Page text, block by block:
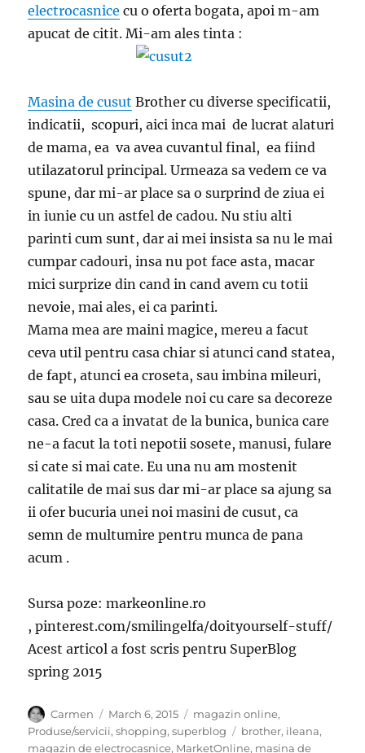
electrocasnice cu o oferta bogata, apoi m-am
apucat de citit. Mi-am ales tinta :
Masina de cusut Brother cu diverse specificatii,
indicatii, scopuri, aici inca mai de lucrat alaturi
de mama, ea va avea cuvantul final, ea fiind
utilazatorul principal. Urmeaza sa vedem ce va
spune, dar mi-ar place sa o surprind de ziua ei
in iunie cu un astfel de cadou. Nu stiu alti
parinti cum sunt, dar ai mei insista sa nu le mai
cumpar cadouri, insa nu pot face asta, macar
mici surprize din cand in cand avem cu totii
nevoie, mai ales, ei ca parinti.
Mama mea are maini magice, mereu a facut
ceva util pentru casa chiar si atunci cand statea,
de fapt, atunci ea croseta, sau imbina mileuri,
sau se uita dupa modele noi cu care sa decoreze
casa. Cred ca a invatat de la bunica, bunica care
ne-a facut la toti nepotii sosete, manusi, fulare
si cate si mai cate. Eu una nu am mostenit
calitatile de mai sus dar mi-ar place sa ajung sa
ii ofer bucuria unei noi masini de cusut, ca
semn de multumire pentru munca de pana
acum .
Sursa poze: markeonline.ro
, pinterest.com/smilingelfa/doityourself-stuff/
Acest articol a fost scris pentru SuperBlog
spring 2015
Author
Carmen
Posted
on
March 6, 2015 Categories
magazin online,
Produse/servicii,shopping,superblog Tags
brother, ileana,
magazin de electrocasnice, MarketOnline, masina de